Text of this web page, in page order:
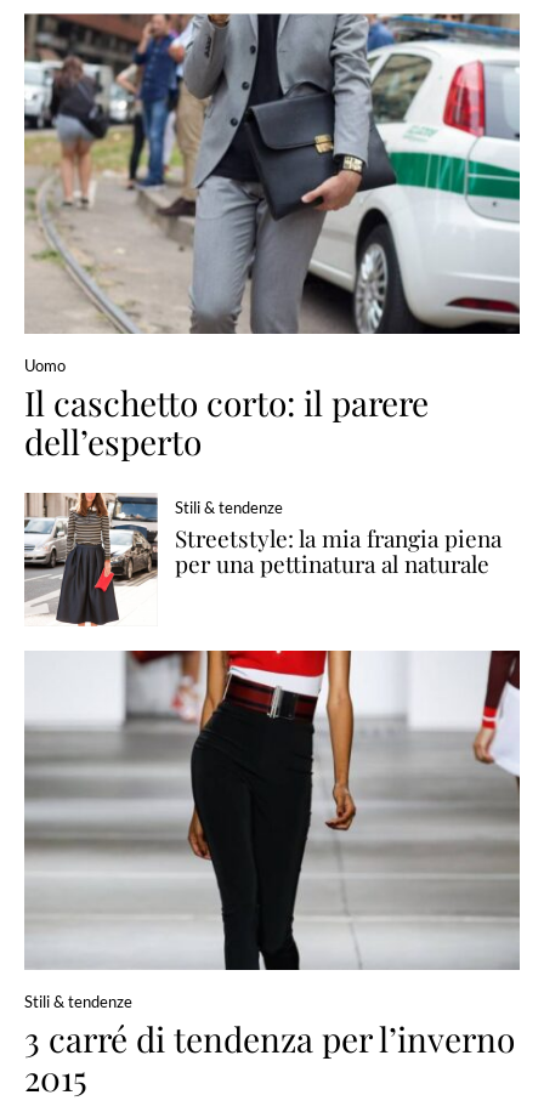
Uomo
Il caschetto corto: il parere
dell’esperto
Stili & tendenze
Streetstyle: la mia frangia piena
per una pettinatura al naturale
Stili & tendenze
3 carré di tendenza per l’inverno
2015